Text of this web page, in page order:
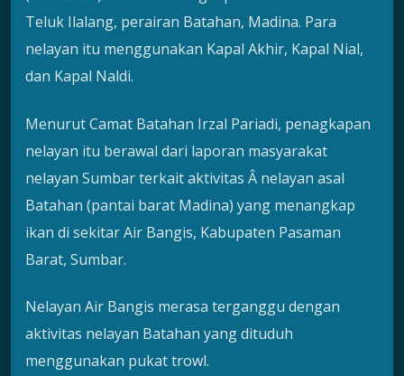
Teluk Ilalang, perairan Batahan, Madina. Para
nelayan itu menggunakan Kapal Akhir, Kapal Nial,
dan Kapal Naldi.
Menurut Camat Batahan Irzal Pariadi, penagkapan
nelayan itu berawal dari laporan masyarakat
nelayan Sumbar terkait aktivitas Â nelayan asal
Batahan (pantai barat Madina) yang menangkap
ikan di sekitar Air Bangis, Kabupaten Pasaman
Barat, Sumbar.
Nelayan Air Bangis merasa terganggu dengan
aktivitas nelayan Batahan yang dituduh
menggunakan pukat trowl.